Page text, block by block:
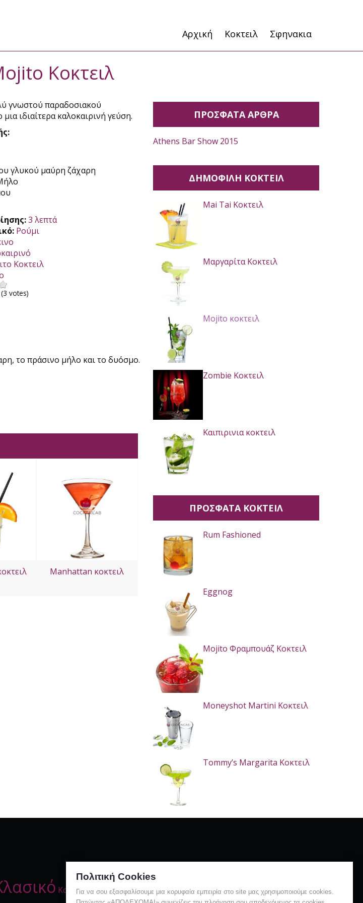
Πολιτική Cookies
Για να σου εξασφαλίσουμε μια κορυφαία εμπειρία στο site μας χρησιμοποιούμε cookies.
Αρχική Κοκτειλ Σφηνακια
Κοκτειλ
γνωστού παραδοσιακού
ιδιαίτερα καλοκαιρινή γεύση.
γλυκού μαύρη ζάχαρη
3 λεπτά
Ρούμι
Κοκτειλ
(3 votes)
το πράσινο μήλο και το δυόσμο.
Manhattan κοκτειλ
ΠΡΟΣΦΑΤΑ ΑΡΘΡΑ
Athens Bar Show 2015
ΔΗΜΟΦΙΛΉ ΚΟΚΤΕΙΛ
Mai Tai Κοκτειλ
Μαργαρίτα Κοκτειλ
Mojito κοκτειλ
Zombie Κοκτειλ
Καιπιρινια κοκτειλ
ΠΡΟΣΦΑΤΑ ΚΟΚΤΕΙΛ
Rum Fashioned
Eggnog
Mojito Φραμπουάζ Κοκτειλ
Moneyshot Martini Κοκτειλ
Tommy’s Margarita Κοκτειλ
Κούβα ΚόκκινοΛάιμ ΛεμόνιΜαρασκίνοΜαρτινι